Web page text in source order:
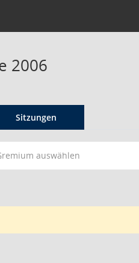
2006
Sitzungen
auswählen